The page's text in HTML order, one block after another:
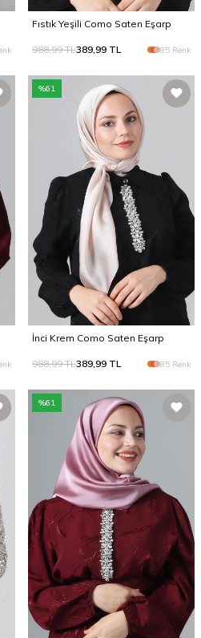
Fıstık Yeşili Como Saten Eşarp
988,99TL389,99 TL 85 Renk
%61
İnci Krem Como Saten Eşarp
988,99TL389,99 TL 85 Renk
%61